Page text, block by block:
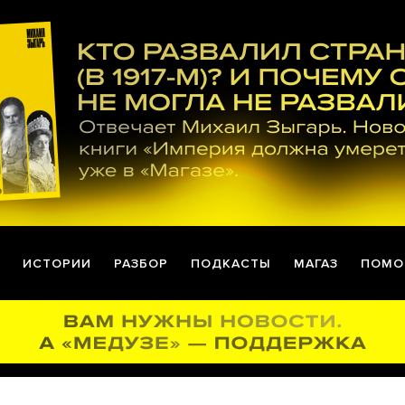
ИСТОРИИ РАЗБОР ПОДКАСТЫ МАГАЗ